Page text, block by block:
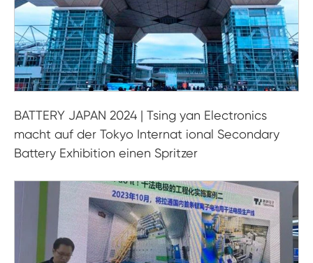
BATTERY JAPAN 2024 | Tsing yan Electronics
macht auf der Tokyo Internat ional Secondary
Battery Exhibition einen Spritzer